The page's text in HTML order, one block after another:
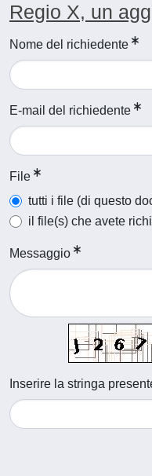
Regio X, un
Nome del richiedente
E-mail del richiedente
File
tutti i file (di questo
il file(s) che avete
Messaggio
Inserire la stringa